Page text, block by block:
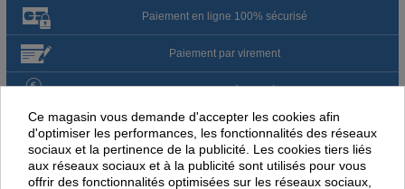
Paiement en ligne 100% sécurisé
Paiement par virement
Satisfait ou remboursé jusqu'à 60 jours
NOUS PENSONS QUE CES ARTICLES
PEUVENT ÉGALEMENT VOUS INTÉRESSER
Ce magasin vous demande d'accepter les cookies afin
d'optimiser les performances, les fonctionnalités des réseaux
sociaux et la pertinence de la publicité. Les cookies tiers liés
aux réseaux sociaux et à la publicité sont utilisés pour vous
offrir des fonctionnalités optimisées sur les réseaux sociaux,